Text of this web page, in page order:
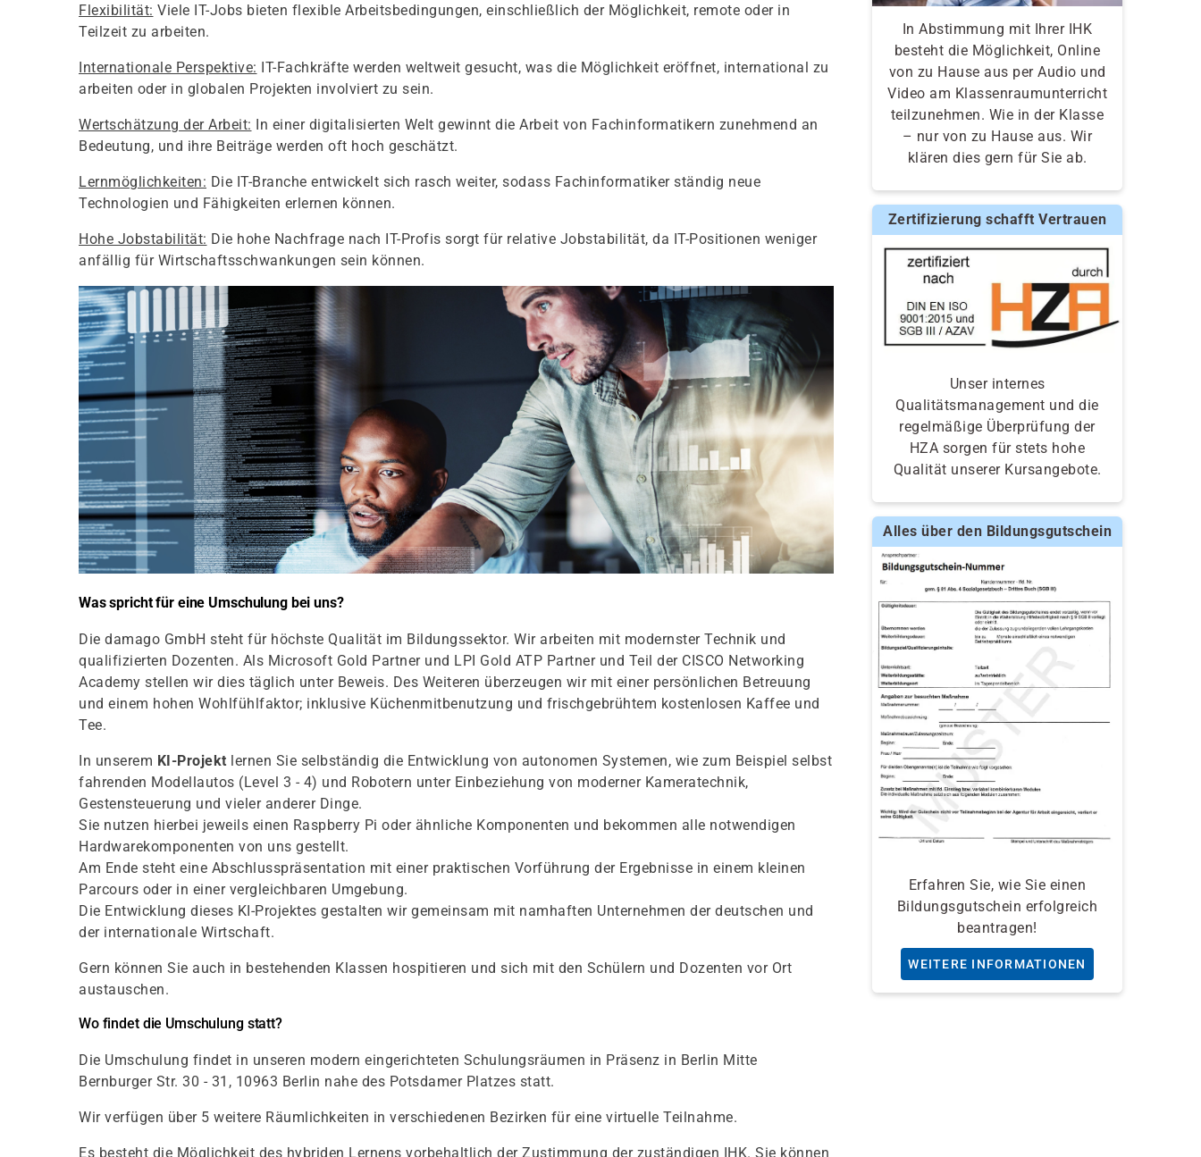
Flexibilität: Viele IT-Jobs bieten flexible Arbeitsbedingungen, einschließlich der Möglichkeit, remote oder in
Teilzeit zu arbeiten.
Internationale Perspektive: IT-Fachkräfte werden weltweit gesucht, was die Möglichkeit eröffnet, international zu
arbeiten oder in globalen Projekten involviert zu sein.
Wertschätzung der Arbeit: In einer digitalisierten Welt gewinnt die Arbeit von Fachinformatikern zunehmend an
Bedeutung, und ihre Beiträge werden oft hoch geschätzt.
Lernmöglichkeiten: Die IT-Branche entwickelt sich rasch weiter, sodass Fachinformatiker ständig neue
Technologien und Fähigkeiten erlernen können.
Hohe Jobstabilität: Die hohe Nachfrage nach IT-Profis sorgt für relative Jobstabilität, da IT-Positionen weniger
anfällig für Wirtschaftsschwankungen sein können.
Was spricht für eine Umschulung bei uns?
Die damago GmbH steht für höchste Qualität im Bildungssektor. Wir arbeiten mit modernster Technik und
qualifizierten Dozenten. Als Microsoft Gold Partner und LPI Gold ATP Partner und Teil der CISCO Networking
Academy stellen wir dies täglich unter Beweis. Des Weiteren überzeugen wir mit einer persönlichen Betreuung
und einem hohen Wohlfühlfaktor; inklusive Küchenmitbenutzung und frischgebrühtem kostenlosen Kaffee und
Tee.
In unserem KI-Projekt lernen Sie selbständig die Entwicklung von autonomen Systemen, wie zum Beispiel selbst
fahrenden Modellautos (Level 3 - 4) und Robotern unter Einbeziehung von moderner Kameratechnik,
Gestensteuerung und vieler anderer Dinge.
Sie nutzen hierbei jeweils einen Raspberry Pi oder ähnliche Komponenten und bekommen alle notwendigen
Hardwarekomponenten von uns gestellt.
Am Ende steht eine Abschlusspräsentation mit einer praktischen Vorführung der Ergebnisse in einem kleinen
Parcours oder in einer vergleichbaren Umgebung.
Die Entwicklung dieses KI-Projektes gestalten wir gemeinsam mit namhaften Unternehmen der deutschen und
der internationale Wirtschaft.
Gern können Sie auch in bestehenden Klassen hospitieren und sich mit den Schülern und Dozenten vor Ort
austauschen.
Wo findet die Umschulung statt?
Die Umschulung findet in unseren modern eingerichteten Schulungsräumen in Präsenz in Berlin Mitte
Bernburger Str. 30 - 31, 10963 Berlin nahe des Potsdamer Platzes statt.
Wir verfügen über 5 weitere Räumlichkeiten in verschiedenen Bezirken für eine virtuelle Teilnahme.
Es besteht die Möglichkeit des hybriden Lernens vorbehaltlich der Zustimmung der zuständigen IHK. Sie können
In Abstimmung mit Ihrer IHK
besteht die Möglichkeit, Online
von zu Hause aus per Audio und
Video am Klassenraumunterricht
teilzunehmen. Wie in der Klasse
– nur von zu Hause aus. Wir
klären dies gern für Sie ab.
Zertifizierung schafft Vertrauen
Unser internes
Qualitätsmanagement und die
regelmäßige Überprüfung der
HZA sorgen für stets hohe
Qualität unserer Kursangebote.
Alles über den Bildungsgutschein
Erfahren Sie, wie Sie einen
Bildungsgutschein erfolgreich
beantragen!
WEITERE INFORMATIONEN